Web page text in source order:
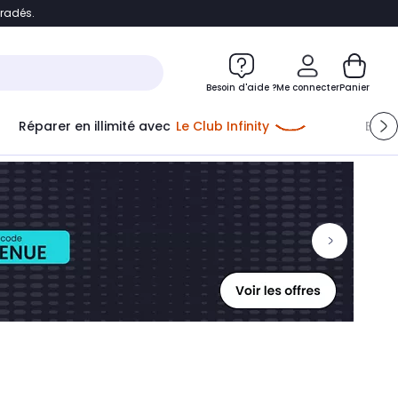
Besoin d'aide ?Me connecter
Me connecter
Nouveau clientCréer mon compte
ou me connecter avec
Panier
Réparer en illimité avec Le Club Infinity